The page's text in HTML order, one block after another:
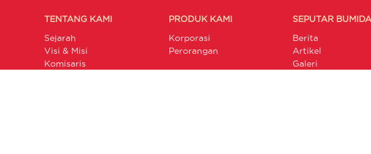
TENTANG KAMI
Sejarah
Visi & Misi
Komisaris
PRODUK KAMI
Korporasi
Perorangan
SEPUTAR BUMIDA
Berita
Artikel
Galeri